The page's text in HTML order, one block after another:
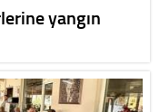
yangın